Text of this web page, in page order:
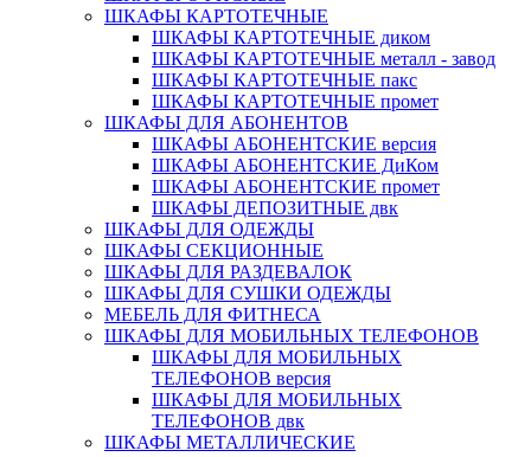
ШКАФЫ КАРТОТЕЧНЫЕ
ШКАФЫ КАРТОТЕЧНЫЕ диком
ШКАФЫ КАРТОТЕЧНЫЕ металл - завод
ШКАФЫ КАРТОТЕЧНЫЕ пакс
ШКАФЫ КАРТОТЕЧНЫЕ промет
ШКАФЫ ДЛЯ АБОНЕНТОВ
ШКАФЫ АБОНЕНТСКИЕ версия
ШКАФЫ АБОНЕНТСКИЕ ДиКом
ШКАФЫ АБОНЕНТСКИЕ промет
ШКАФЫ ДЕПОЗИТНЫЕ двк
ШКАФЫ ДЛЯ ОДЕЖДЫ
ШКАФЫ СЕКЦИОННЫЕ
ШКАФЫ ДЛЯ РАЗДЕВАЛОК
ШКАФЫ ДЛЯ СУШКИ ОДЕЖДЫ
МЕБЕЛЬ ДЛЯ ФИТНЕСА
ШКАФЫ ДЛЯ МОБИЛЬНЫХ ТЕЛЕФОНОВ
ШКАФЫ ДЛЯ МОБИЛЬНЫХ
ТЕЛЕФОНОВ версия
ШКАФЫ ДЛЯ МОБИЛЬНЫХ
ТЕЛЕФОНОВ двк
ШКАФЫ МЕТАЛЛИЧЕСКИЕ